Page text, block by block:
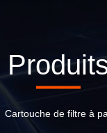
Cartouche de filtre à